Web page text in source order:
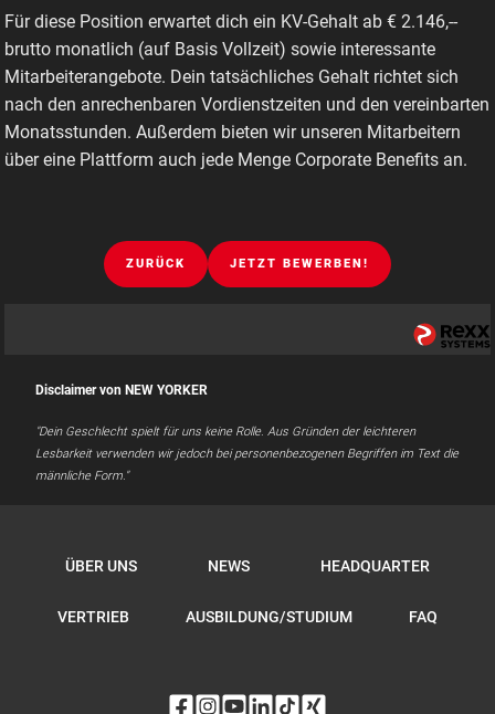
Für diese Position erwartet dich ein KV-Gehalt ab € 2.146,--
brutto monatlich (auf Basis Vollzeit) sowie interessante
Mitarbeiterangebote. Dein tatsächliches Gehalt richtet sich
nach den anrechenbaren Vordienstzeiten und den vereinbarten
Monatsstunden. Außerdem bieten wir unseren Mitarbeitern
über eine Plattform auch jede Menge Corporate Benefits an.
ZURÜCK JETZT BEWERBEN!
Disclaimer von NEW YORKER
"Dein Geschlecht spielt für uns keine Rolle. Aus Gründen der leichteren
Lesbarkeit verwenden wir jedoch bei personenbezogenen Begriffen im Text die
männliche Form."
ÜBER UNS NEWS HEADQUARTER
VERTRIEB AUSBILDUNG/STUDIUM FAQ